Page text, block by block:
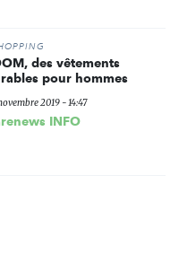
des vêtements
pour hommes
2019 - 14:47
INFO